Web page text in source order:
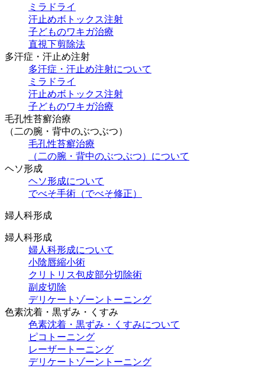
ミラドライ
汗止めボトックス注射
子どものワキガ治療
直視下剪除法
多汗症・汗止め注射
多汗症・汗止め注射について
ミラドライ
汗止めボトックス注射
子どものワキガ治療
⽑孔性苔癬治療
（⼆の腕・背中のぶつぶつ）
⽑孔性苔癬治療
（⼆の腕・背中のぶつぶつ）について
ヘソ形成
ヘソ形成について
でべそ手術（でべそ修正）
婦人科形成
婦人科形成
婦人科形成について
小陰唇縮小術
クリトリス包皮部分切除術
副皮切除
デリケートゾーントーニング
色素沈着・黒ずみ・くすみ
色素沈着・黒ずみ・くすみについて
ピコトーニング
レーザートーニング
デリケートゾーントーニング